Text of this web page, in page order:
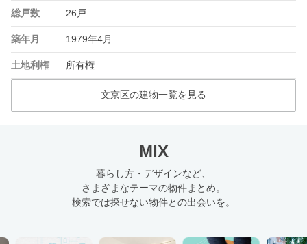
総戸数 26戸
築年月 1979年4月
土地利権 所有権
文京区の建物一覧を見る
MIX
暮らし方・デザインなど、
さまざまなテーマの物件まとめ。
検索では探せない物件との出会いを。